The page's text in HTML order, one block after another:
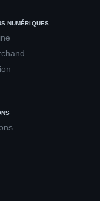
NUMÉRIQUES